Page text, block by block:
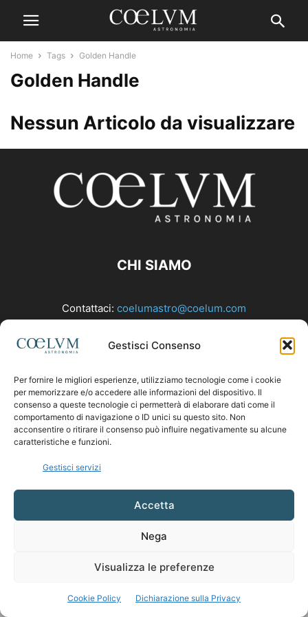
Gestisci Consenso
Per fornire le migliori esperienze, utilizziamo tecnologie come i cookie
per memorizzare e/o accedere alle informazioni del dispositivo. Il
consenso a queste tecnologie ci permetterà di elaborare dati come il
comportamento di navigazione o ID unici su questo sito. Non
acconsentire o ritirare il consenso può influire negativamente su alcune
caratteristiche e funzioni.
Gestisci servizi
Accetta
Nega
Visualizza le preferenze
Cookie Policy Dichiarazione sulla Privacy
Home Tags Golden Handle
Golden Handle
Nessun Articolo da visualizzare
CHI SIAMO
Contattaci: coelumastro@coelum.com
SEGUICI